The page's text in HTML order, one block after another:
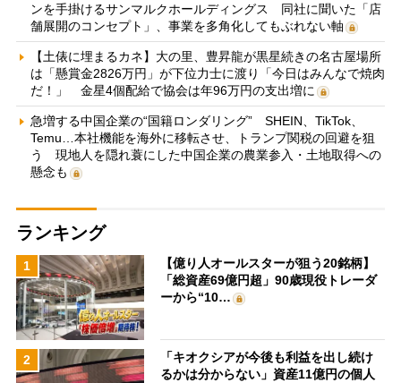
ンを手掛けるサンマルクホールディングス 同社に聞いた「店
舗展開のコンセプト」、事業を多角化してもぶれない軸
【土俵に埋まるカネ】大の里、豊昇龍が黒星続きの名古屋場所
は「懸賞金2826万円」が下位力士に渡り「今日はみんなで焼肉
だ！」 金星4個配給で協会は年96万円の支出増に
急増する中国企業の“国籍ロンダリング” SHEIN、TikTok、
Temu…本社機能を海外に移転させ、トランプ関税の回避を狙
う 現地人を隠れ蓑にした中国企業の農業参入・土地取得への
懸念も
ランキング
1
【億り人オールスターが狙う20銘柄】
「総資産69億円超」90歳現役トレーダ
ーから“10…
2
「キオクシアが今後も利益を出し続け
るかは分からない」資産11億円の個人